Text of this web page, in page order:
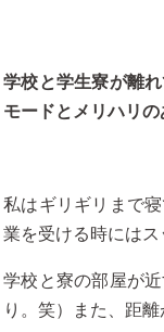
学校と学生寮が離
モードとメリハリの
私はギリギリまで
業を受ける時にはス
学校と寮の部屋が
り。笑）また、距